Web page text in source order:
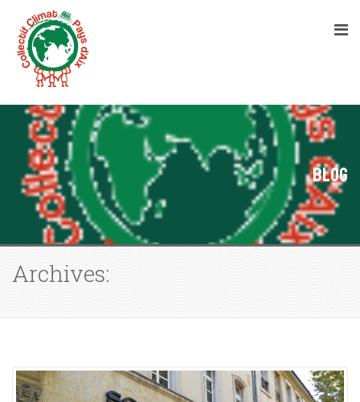
Blog
Archives: